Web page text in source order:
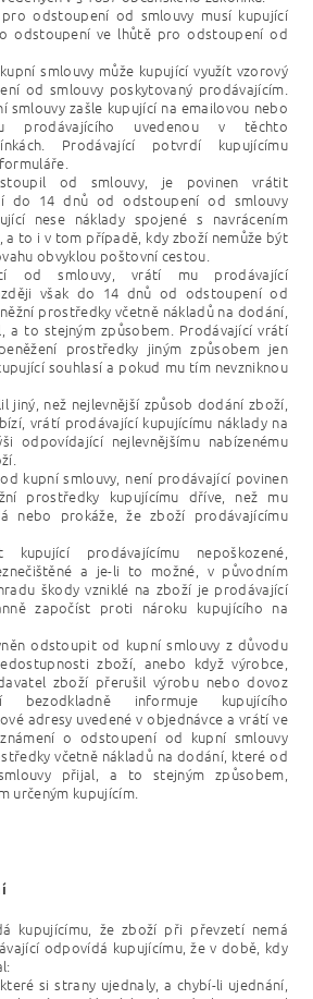
odstoupení od smlouvy musí kupující
odstoupení ve lhůtě pro odstoupení od
smlouvy může kupující využít vzorový
od smlouvy poskytovaný prodávajícím.
smlouvy zašle kupující na emailovou nebo
prodávajícího uvedenou v těchto
Prodávající potvrdí kupujícímu
od smlouvy, je povinen vrátit
do 14 dnů od odstoupení od smlouvy
nese náklady spojené s navrácením
a to i v tom případě, kdy zboží nemůže být
obvyklou poštovní cestou.
od smlouvy, vrátí mu prodávající
však do 14 dnů od odstoupení od
prostředky včetně nákladů na dodání,
a to stejným způsobem. Prodávající vrátí
prostředky jiným způsobem jen
souhlasí a pokud mu tím nevzniknou
jiný, než nejlevnější způsob dodání zboží,
vrátí prodávající kupujícímu náklady na
odpovídající nejlevnějšímu nabízenému
kupní smlouvy, není prodávající povinen
prostředky kupujícímu dříve, než mu
nebo prokáže, že zboží prodávajícímu
prodávajícímu nepoškozené,
a je-li to možné, v původním
škody vzniklé na zboží je prodávající
započíst proti nároku kupujícího na
odstoupit od kupní smlouvy z důvodu
zboží, anebo když výrobce,
zboží přerušil výrobu nebo dovoz
bezodkladně informuje kupujícího
adresy uvedené v objednávce a vrátí ve
o odstoupení od kupní smlouvy
včetně nákladů na dodání, které od
přijal, a to stejným způsobem,
určeným kupujícím.
kupujícímu, že zboží při převzetí nemá
odpovídá kupujícímu, že v době, kdy
si strany ujednaly, a chybí-li ujednání,